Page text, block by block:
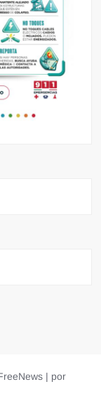
| por